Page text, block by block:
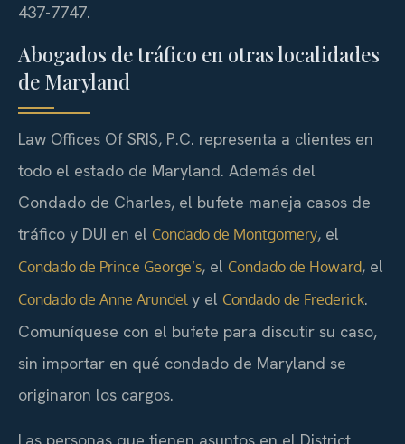
437-7747.
Abogados de tráfico en otras localidades
de Maryland
Law Offices Of SRIS, P.C. representa a clientes en
todo el estado de Maryland. Además del
Condado de Charles, el bufete maneja casos de
tráfico y DUI en el Condado de Montgomery, el
Condado de Prince George’s, el Condado de Howard, el
Condado de Anne Arundely el Condado de Frederick.
Comuníquese con el bufete para discutir su caso,
sin importar en qué condado de Maryland se
originaron los cargos.
Las personas que tienen asuntos en el District